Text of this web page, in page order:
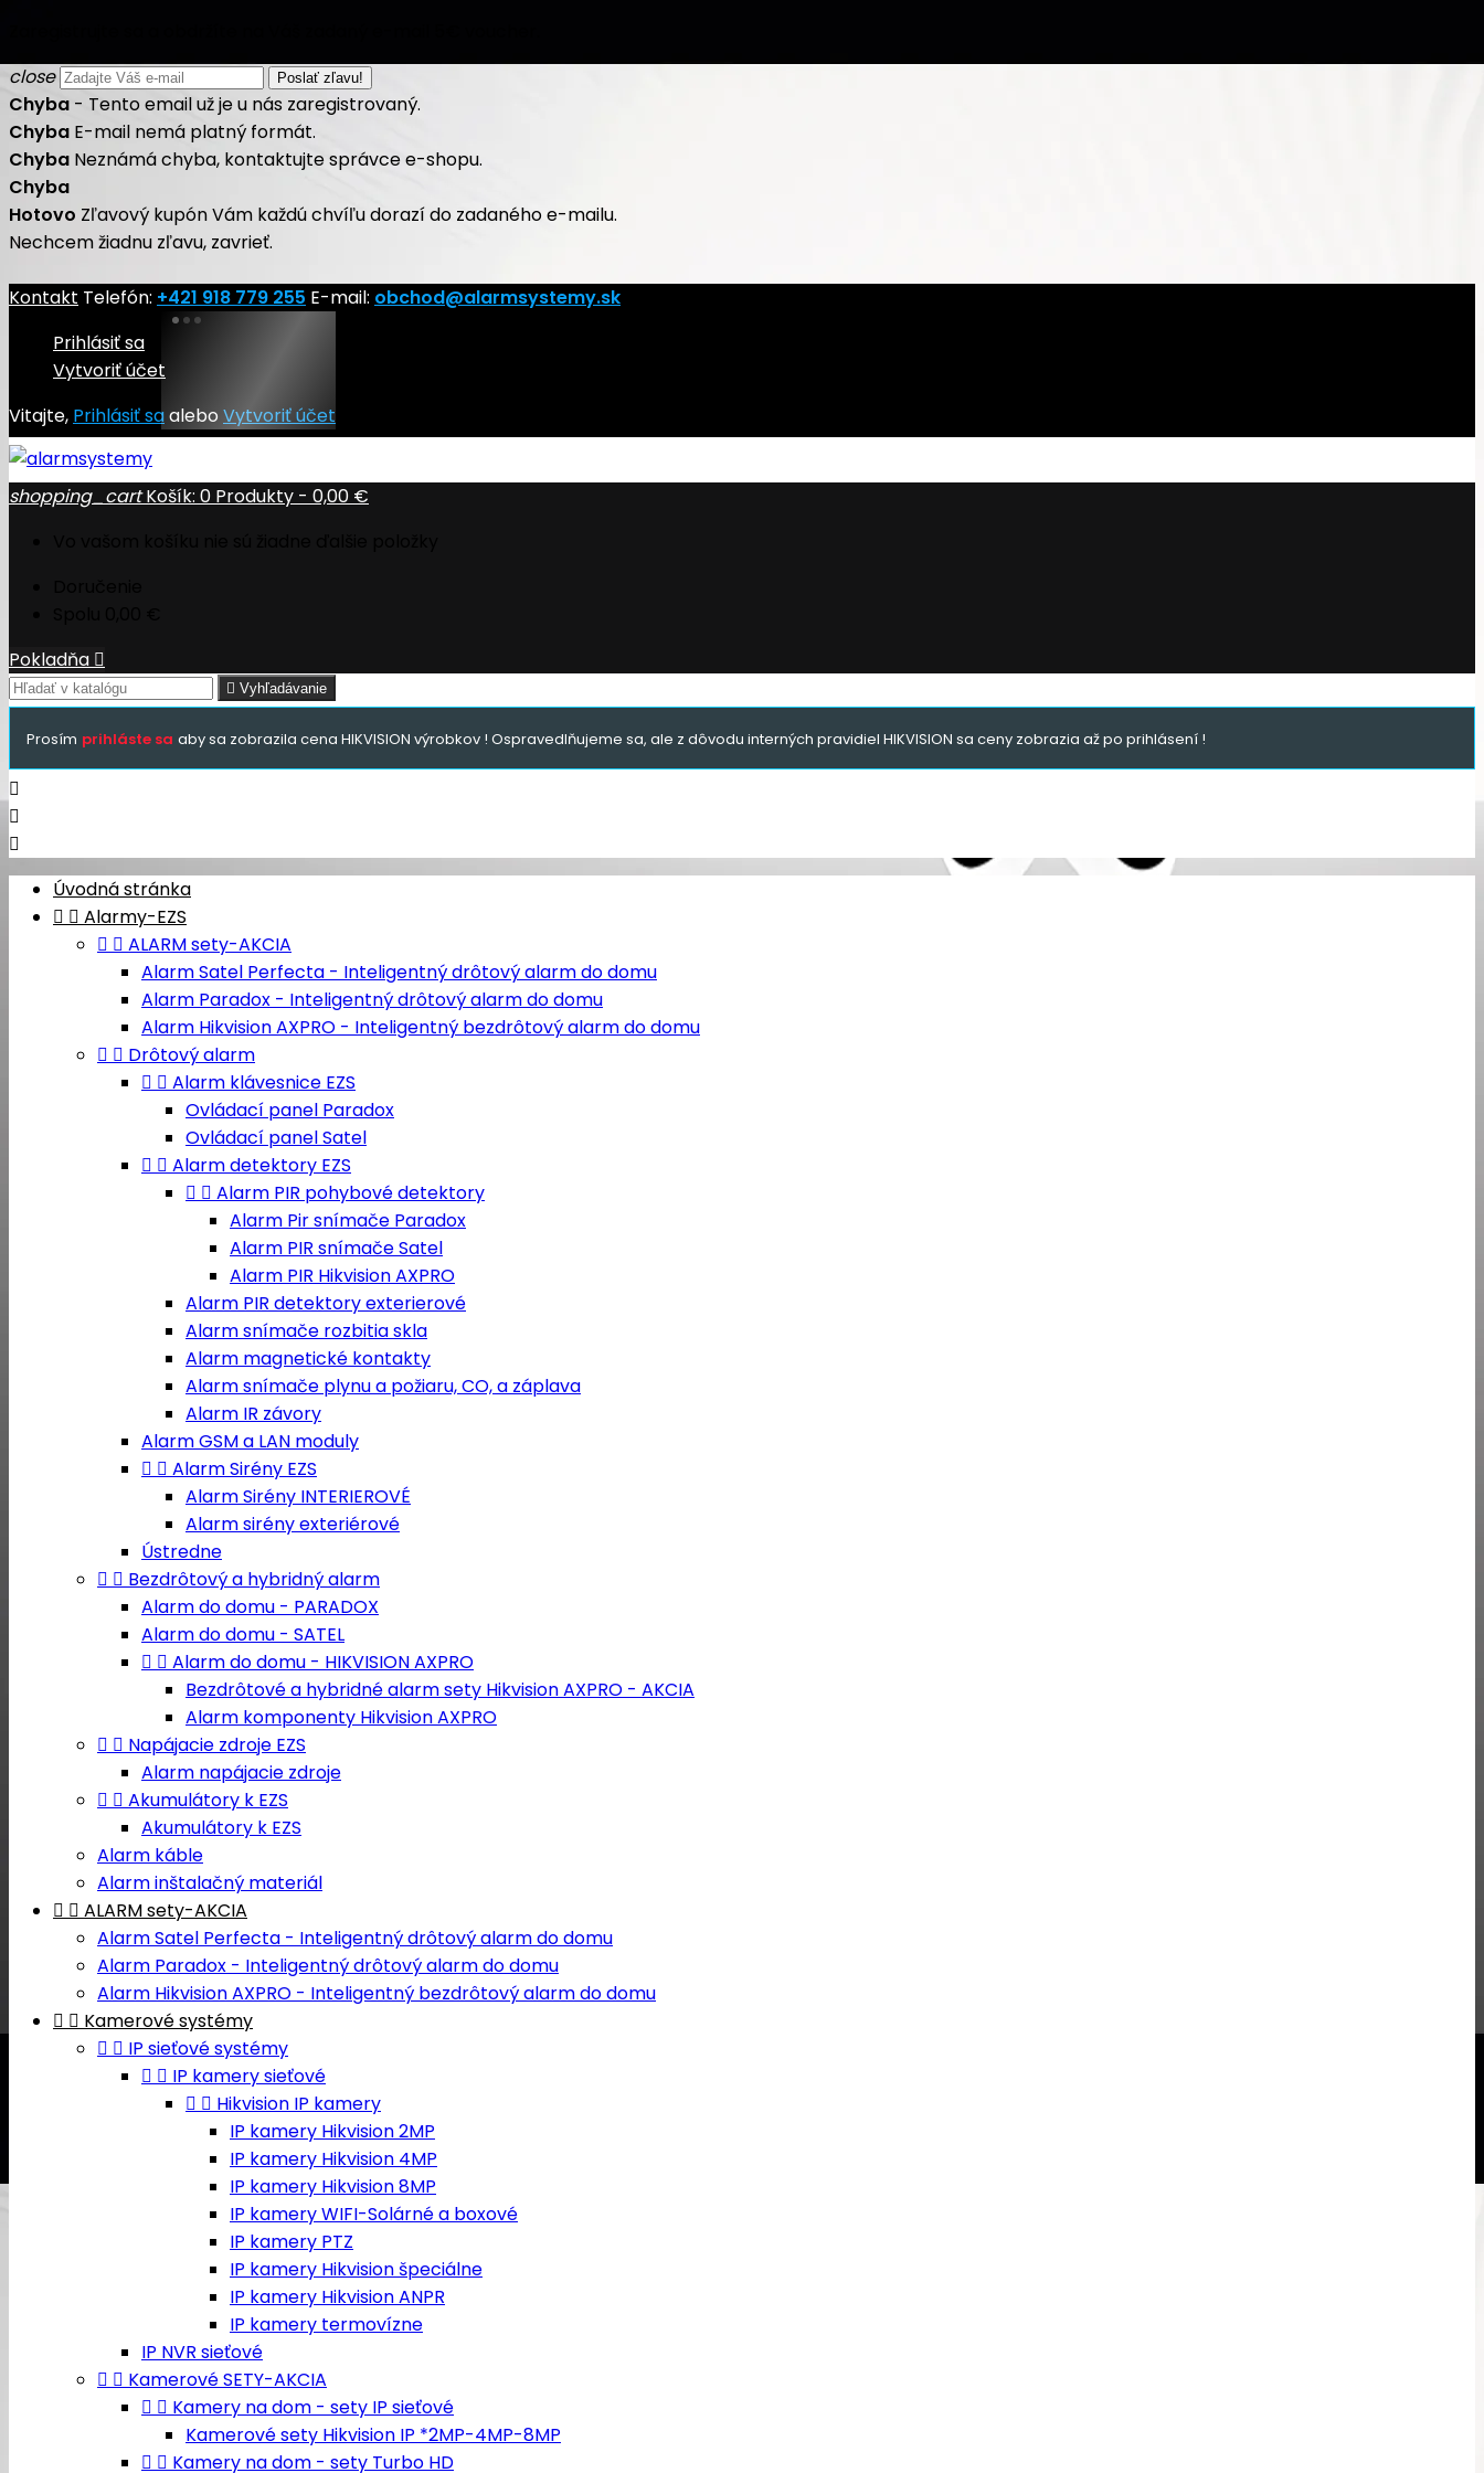
close
Chyba - Tento email už je u nás zaregistrovaný.
Chyba E-mail nemá platný formát.
Chyba Neznámá chyba, kontaktujte správce e-shopu.
Chyba
Hotovo Zľavový kupón Vám každú chvíľu dorazí do zadaného e-mailu.
Nechcem žiadnu zľavu, zavrieť.
Kontakt Telefón: +421 918 779 255 E-mail: obchod@alarmsystemy.sk
Prihlásiť sa
Vytvoriť účet
Vitajte, Prihlásiť saalebo Vytvoriť účet
shopping_cart Košík: 0 Produkty - 0,00 €
Pokladňa 
 Vyhľadávanie
Prosím prihláste sa aby sa zobrazila cena HIKVISION výrobkov ! Ospravedlňujeme sa, ale z dôvodu interných pravidiel HIKVISION sa ceny zobrazia až po prihlásení !



Úvodná stránka
  Alarmy-EZS
  ALARM sety-AKCIA
Alarm Satel Perfecta - Inteligentný drôtový alarm do domu
Alarm Paradox - Inteligentný drôtový alarm do domu
Alarm Hikvision AXPRO - Inteligentný bezdrôtový alarm do domu
  Drôtový alarm
  Alarm klávesnice EZS
Ovládací panel Paradox
Ovládací panel Satel
  Alarm detektory EZS
  Alarm PIR pohybové detektory
Alarm Pir snímače Paradox
Alarm PIR snímače Satel
Alarm PIR Hikvision AXPRO
Alarm PIR detektory exterierové
Alarm snímače rozbitia skla
Alarm magnetické kontakty
Alarm snímače plynu a požiaru, CO, a záplava
Alarm IR závory
Alarm GSM a LAN moduly
  Alarm Sirény EZS
Alarm Sirény INTERIEROVÉ
Alarm sirény exteriérové
Ústredne
  Bezdrôtový a hybridný alarm
Alarm do domu - PARADOX
Alarm do domu - SATEL
  Alarm do domu - HIKVISION AXPRO
Bezdrôtové a hybridné alarm sety Hikvision AXPRO - AKCIA
Alarm komponenty Hikvision AXPRO
  Napájacie zdroje EZS
Alarm napájacie zdroje
  Akumulátory k EZS
Akumulátory k EZS
Alarm káble
Alarm inštalačný materiál
  ALARM sety-AKCIA
Alarm Satel Perfecta - Inteligentný drôtový alarm do domu
Alarm Paradox - Inteligentný drôtový alarm do domu
Alarm Hikvision AXPRO - Inteligentný bezdrôtový alarm do domu
  Kamerové systémy
  IP sieťové systémy
  IP kamery sieťové
  Hikvision IP kamery
IP kamery Hikvision 2MP
IP kamery Hikvision 4MP
IP kamery Hikvision 8MP
IP kamery WIFI-Solárné a boxové
IP kamery PTZ
IP kamery Hikvision špeciálne
IP kamery Hikvision ANPR
IP kamery termovízne
IP NVR sieťové
  Kamerové SETY-AKCIA
  Kamery na dom - sety IP sieťové
Kamerové sety Hikvision IP *2MP-4MP-8MP
  Kamery na dom - sety Turbo HD